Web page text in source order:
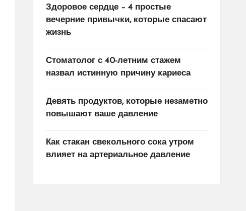
Здоровое сердце – 4 простые
вечерние привычки, которые спасают
жизнь
Стоматолог с 40-летним стажем
назвал истинную причину кариеса
Девять продуктов, которые незаметно
повышают ваше давление
Как стакан свекольного сока утром
влияет на артериальное давление